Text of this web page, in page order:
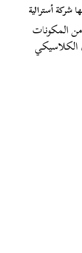
أسترالية
المكونات
الكلاسيكي